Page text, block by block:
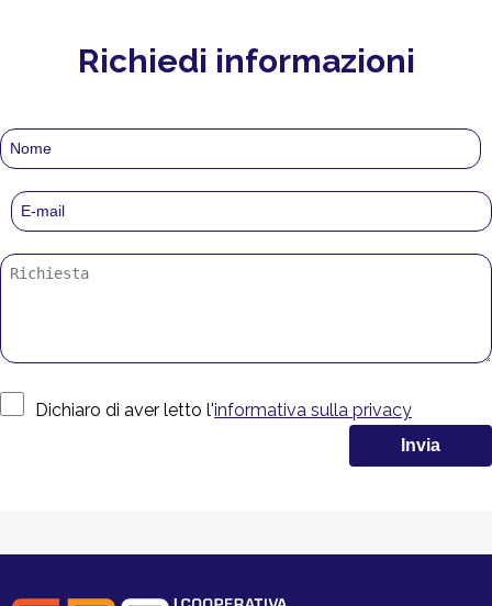
Richiedi informazioni
Dichiaro di aver letto l'informativa sulla privacy